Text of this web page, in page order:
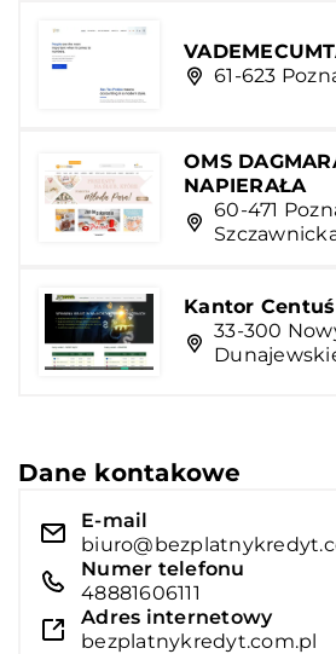
61-623
OMS
NAPIERAŁA
60-471
Kantor
33-300
Dane kontakowe
E-mail
Numer telefonu
48881606111
Adres internetowy
bezplatnykredyt.com.pl